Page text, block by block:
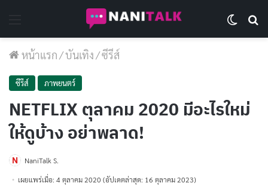
หน้าแรก/บันเทิง/ซีรีส์
ซีรีส์ ภาพยนตร์
NETFLIX ตุลาคม 2020 มีอะไรใหม่
ให้ดูบ้าง อย่าพลาด!
NaniTalk S.
เผยแพร่เมื่อ: 4 ตุลาคม 2020 (อัปเดตล่าสุด: 16 ตุลาคม 2023)